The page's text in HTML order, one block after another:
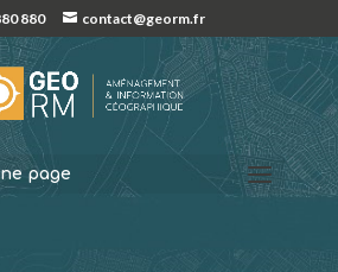
880 contact@georm.fr
page